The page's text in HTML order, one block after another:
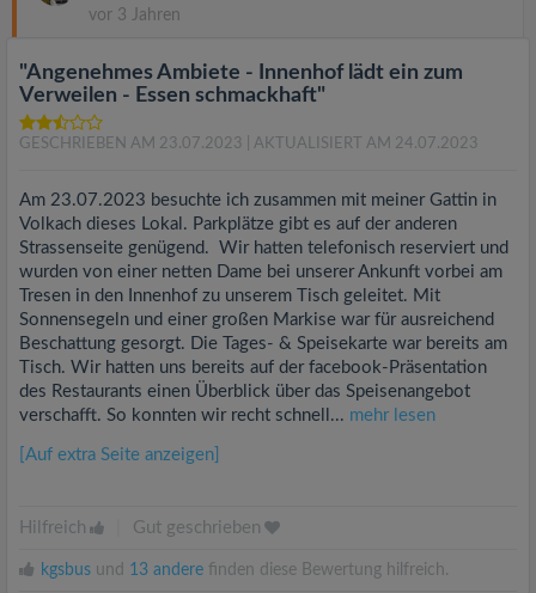
vor 3 Jahren
"Angenehmes Ambiete - Innenhof lädt ein zum
Verweilen - Essen schmackhaft"
GESCHRIEBEN AM 23.07.2023 | AKTUALISIERT AM 24.07.2023
Am 23.07.2023 besuchte ich zusammen mit meiner Gattin in
Volkach dieses Lokal. Parkplätze gibt es auf der anderen
Strassenseite genügend. Wir hatten telefonisch reserviert und
wurden von einer netten Dame bei unserer Ankunft vorbei am
Tresen in den Innenhof zu unserem Tisch geleitet. Mit
Sonnensegeln und einer großen Markise war für ausreichend
Beschattung gesorgt. Die Tages- & Speisekarte war bereits am
Tisch. Wir hatten uns bereits auf der facebook-Präsentation
des Restaurants einen Überblick über das Speisenangebot
verschafft. So konnten wir recht schnell... mehr lesen
[Auf extra Seite anzeigen]
Hilfreich Gut geschrieben
kgsbus und 13 andere finden diese Bewertung hilfreich.